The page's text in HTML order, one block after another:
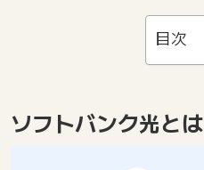
目次
ソフトバンク光とは